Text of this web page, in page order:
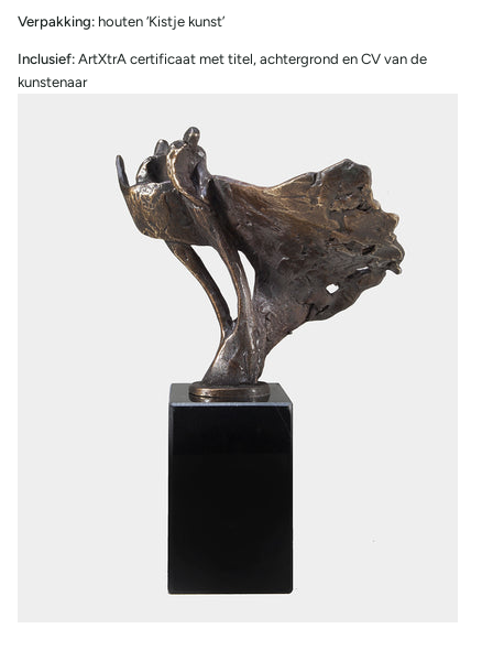
Verpakking: houten ‘Kistje kunst’
Inclusief: ArtXtrA certificaat met titel, achtergrond en CV van de
kunstenaar